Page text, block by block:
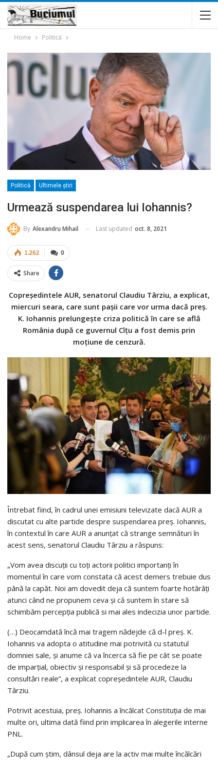
Home Politică
Politică Ultimele ştiri
Urmează suspendarea lui Iohannis?
By Alexandru Mihail Last updated oct. 8, 2021
0
1.262
Share
Copreședintele AUR, senatorul Claudiu Târziu, a explicat,
miercuri seara, care sunt pașii care vor urma dacă preș.
K. Iohannis prelungește criza politică în care se află
România după ce guvernul Cîțu a fost demis prin
moțiune de cenzură.
Întrebat fiind, în cadrul unei emisiuni televizate dacă AUR a
discutat cu alte partide despre suspendarea preș. Iohannis,
în contextul în care AUR a anunțat că strange semnături în
acest sens, senatorul Claudiu Târziu a răspuns:
„Vom avea discuții cu toți actorii politici importanți în
momentul în care vom constata că acest demers trebuie dus
până la capăt. Noi am dovedit deja că suntem foarte hotărâți
atunci când ne propunem ceva și că suntem în stare să
schimbăm percepția publică si mai ales indecizia unor partide.
(…) Deocamdată încă mai tragem nădejde că d-l preș. K.
Iohannis va adopta o atitudine mai potrivită cu statutul
domniei sale, și anume că va încerca să fie pe cât se poate
de imparțial, obiectiv și responsabil și să procedeze la
consultări reale”, a explicat copreședintele AUR, Claudiu
Târziu.
Potrivit acestuia, preș. Iohannis a încălcat Constituția de mai
multe ori, ultima dată fiind prin implicarea în alegerile interne
PNL.
„După cum știm, dânsul deja are la activ mai multe încălcări